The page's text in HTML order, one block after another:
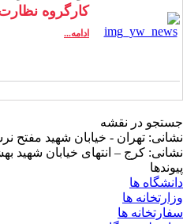
کارگروه
ادامه...
جستجو در نقشه
نشانی: تهران - خیابان شهید مفتح
نشانی: کرج – انتهای خیابان شهید
پیوندها
دانشگاه ها
وزارتخانه ها
سفارتخانه ها